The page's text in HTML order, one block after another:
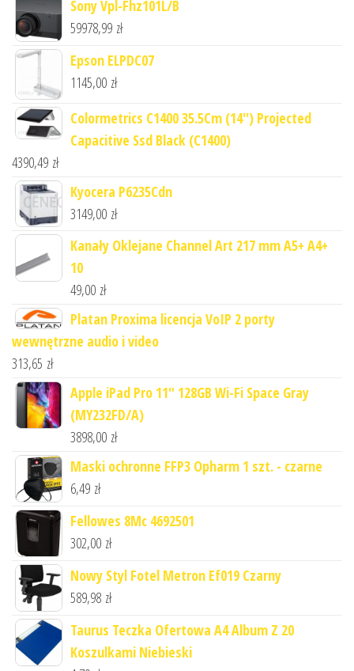
Sony Vpl-Fhz101L/B
59978,99 zł
Epson ELPDC07
1145,00 zł
Colormetrics C1400 35.5Cm (14'') Projected
Capacitive Ssd Black (C1400)
4390,49 zł
Kyocera P6235Cdn
3149,00 zł
Kanały Oklejane Channel Art 217 mm A5+ A4+
10
49,00 zł
Platan Proxima licencja VoIP 2 porty
wewnętrzne audio i video
313,65 zł
Apple iPad Pro 11" 128GB Wi-Fi Space Gray
(MY232FD/A)
3898,00 zł
Maski ochronne FFP3 Opharm 1 szt. - czarne
6,49 zł
Fellowes 8Mc 4692501
302,00 zł
Nowy Styl Fotel Metron Ef019 Czarny
589,98 zł
Taurus Teczka Ofertowa A4 Album Z 20
Koszulkami Niebieski